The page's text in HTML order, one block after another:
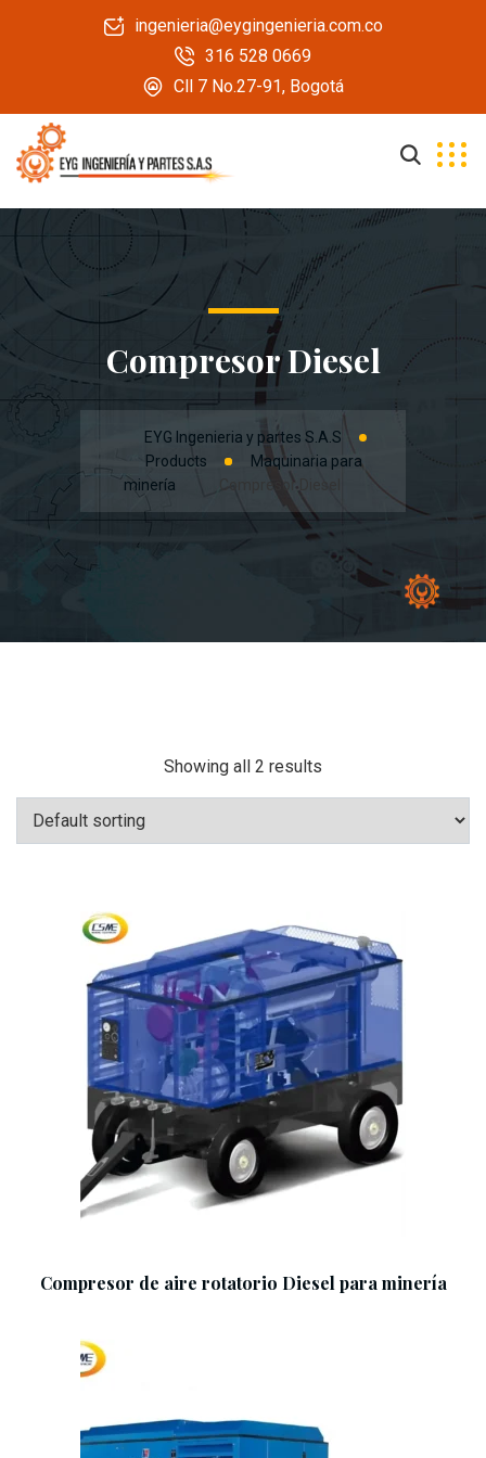
ingenieria@eygingenieria.com.co
316 528 0669
Cll 7 No.27-91, Bogotá
Compresor Diesel
EYG Ingenieria y partes S.A.S
Products
Maquinaria para
minería
Compresor Diesel
Showing all 2 results
Compresor de aire rotatorio Diesel para minería